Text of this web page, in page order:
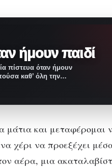
ήμουν παιδί
πίστευα όταν ήμουν
καθ’ όλη την
μάτια και μεταφέρομαι
χέρι να προεξέχει
αέρα, μια